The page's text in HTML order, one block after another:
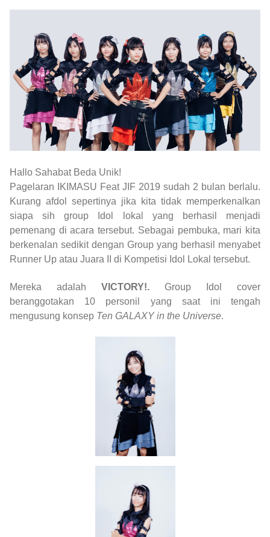
Hallo Sahabat Beda Unik!
Pagelaran IKIMASU Feat JIF 2019 sudah 2 bulan berlalu.
Kurang afdol sepertinya jika kita tidak memperkenalkan
siapa sih group Idol lokal yang berhasil menjadi
pemenang di acara tersebut. Sebagai pembuka, mari kita
berkenalan sedikit dengan Group yang berhasil menyabet
Runner Up atau Juara II di Kompetisi Idol Lokal tersebut.
Mereka adalah VICTORY!. Group Idol cover
beranggotakan 10 personil yang saat ini tengah
mengusung konsep Ten GALAXY in the Universe.